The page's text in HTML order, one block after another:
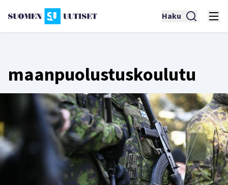
Haku
maanpuolustuskoulutu